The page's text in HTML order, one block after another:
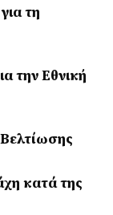
τη
την Εθνική
κατά της